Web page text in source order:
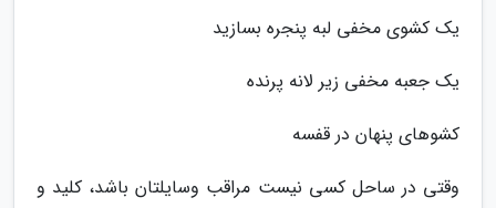
یک کشوی مخفی لبه پنجره بسازید
یک جعبه مخفی زیر لانه پرنده
کشوهای پنهان در قفسه
وقتی در ساحل کسی نیست مراقب وسایلتان باشد، کلید و